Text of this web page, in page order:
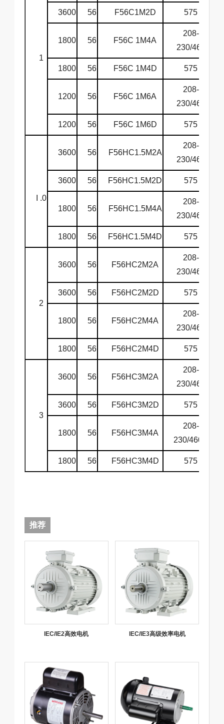
1
3600 56 F56C1M2D 575
1800 56 F56C 1M4A
208-
230/460
1800 56 F56C 1M4D 575
1200 56 F56C 1M6A
208-
230/460
1200 56 F56C 1M6D 575
I .0
3600 56 F56HC1.5M2A
208-
230/460
3600 56 F56HC1.5M2D 575
1800 56 F56HC1.5M4A
208-
230/460
1800 56 F56HC1.5M4D 575
2
3600 56 F56HC2M2A
208-
230/460
3600 56 F56HC2M2D 575
1800 56 F56HC2M4A
208-
230/460
1800 56 F56HC2M4D 575
3
3600 56 F56HC3M2A
208-
230/460
3600 56 F56HC3M2D 575
1800 56 F56HC3M4A
208-
230/460V
1800 56 F56HC3M4D 575
推荐
IEC/IE2高效电机 IEC/IE3高级效率电机